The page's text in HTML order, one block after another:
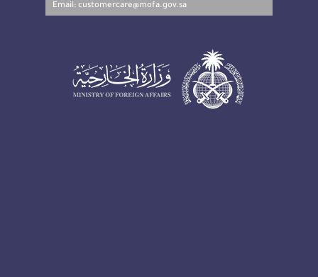
Email: customercare@mofa.gov.sa